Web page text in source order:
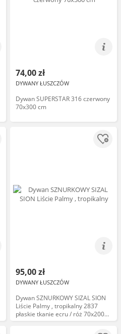
74,00 zł
DYWANY ŁUSZCZÓW
Dywan SUPERSTAR 316 czerwony
70x300 cm
95,00 zł
DYWANY ŁUSZCZÓW
Dywan SZNURKOWY SIZAL SION
Liście Palmy , tropikalny 2837
płaskie tkanie ecru / róż 70x200
cm